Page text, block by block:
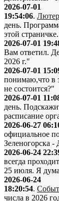
2026-07-01
19:54:06.
день.
этой
2026-07-01
Вам ответил.
2026 г."
2026-07-01
понимаю,что в
не состоится?"
2026-07-01
день.
расписание
2026-06-27
официальное
Зеленогорска -
2026-06-24
всегда
25 июля. Я
2026-06-24
18:20:54.
числа в 2026